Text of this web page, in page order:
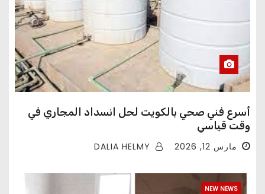
أسرع فني صحي بالكويت لحل انسداد المجاري في
وقت قياسي
مارس 12, 2026
NEW NEWS